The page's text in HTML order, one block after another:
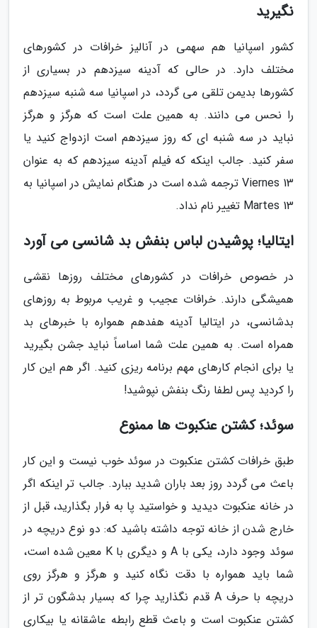
نگیرید
کشور اسپانیا هم سهمی در آنالیز خرافات در کشورهای
مختلف دارد. در حالی که آدینه سیزدهم در بسیاری از
کشورها بدیمن تلقی می گردد، در اسپانیا سه شنبه سیزدهم
را نحس می دانند. به همین علت است که هرگز و هرگز
نباید در سه شنبه ای که روز سیزدهم است ازدواج کنید یا
سفر کنید. جالب اینکه که فیلم آدینه سیزدهم که به عنوان
Viernes 13 ترجمه شده است در هنگام نمایش در اسپانیا به
Martes 13 تغییر نام نداد.
ایتالیا؛ پوشیدن لباس بنفش بد شانسی می آورد
در خصوص خرافات در کشورهای مختلف روزها نقشی
همیشگی دارند. خرافات عجیب و غریب مربوط به روزهای
بدشانسی، در ایتالیا آدینه هفدهم همواره با خبرهای بد
همراه است. به همین علت شما اساساً نباید جشن بگیرید
یا برای انجام کارهای مهم برنامه ریزی کنید. اگر هم این کار
را کردید پس لطفا رنگ بنفش نپوشید!
سوئد؛ کشتن عنکبوت ها ممنوع
طبق خرافات کشتن عنکبوت در سوئد خوب نیست و این کار
باعث می گردد روز بعد باران شدید ببارد. جالب تر اینکه اگر
در خانه عنکبوت دیدید و خواستید پا به فرار بگذارید، قبل از
خارج شدن از خانه توجه داشته باشید که: دو نوع دریچه در
سوئد وجود دارد، یکی با A و دیگری با K معین شده است،
شما باید همواره با دقت نگاه کنید و هرگز و هرگز روی
دریچه با حرف A قدم نگذارید چرا که بسیار بدشگون تر از
کشتن عنکبوت است و باعث قطع رابطه عاشقانه یا بیکاری